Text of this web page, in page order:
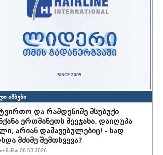
ამბები
და რამდენიმე მსუბუქი
ერთმანეთს შეეჯახა. დაიღუპა
არიან დაშავებულებიც! - სად
მძიმე შემთხვევა?
08.08.2026